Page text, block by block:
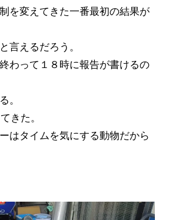
を変えてきた一番最初の結果が
言えるだろう。
わって１８時に報告が書けるの
。
きた。
はタイムを気にする動物だから